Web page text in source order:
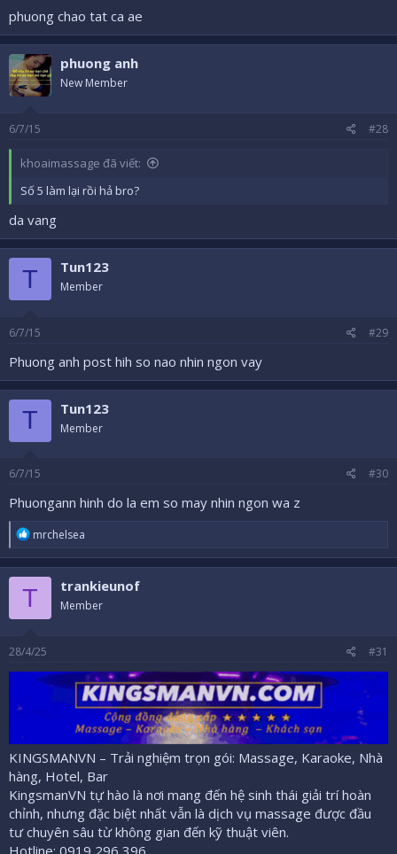
phuong chao tat ca ae
phuong anh
New Member
6/7/15 #28
khoaimassage đã viết:
Số 5 làm lại rồi hả bro?
da vang
T Tun123
Member
6/7/15 #29
Phuong anh post hih so nao nhin ngon vay
T Tun123
Member
6/7/15 #30
Phuongann hinh do la em so may nhin ngon wa z
R
e
a
c
t
o
s
mrchelsea
T trankieunof
Member
28/4/25 #31
KINGSMANVN – Trải nghiệm trọn gói: Massage, Karaoke, Nhà
hàng, Hotel, Bar
KingsmanVN tự hào là nơi mang đến hệ sinh thái giải trí hoàn
chỉnh, nhưng đặc biệt nhất vẫn là dịch vụ massage được đầu
tư chuyên sâu từ không gian đến kỹ thuật viên.
Hotline: 0919 296 396